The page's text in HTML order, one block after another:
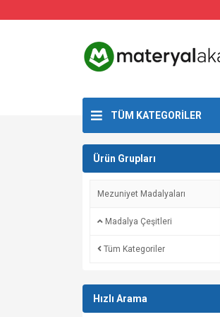
TÜM KATEGORİLER
Ürün Grupları
Mezuniyet Madalyaları
Madalya Çeşitleri
Tüm Kategoriler
Hızlı Arama